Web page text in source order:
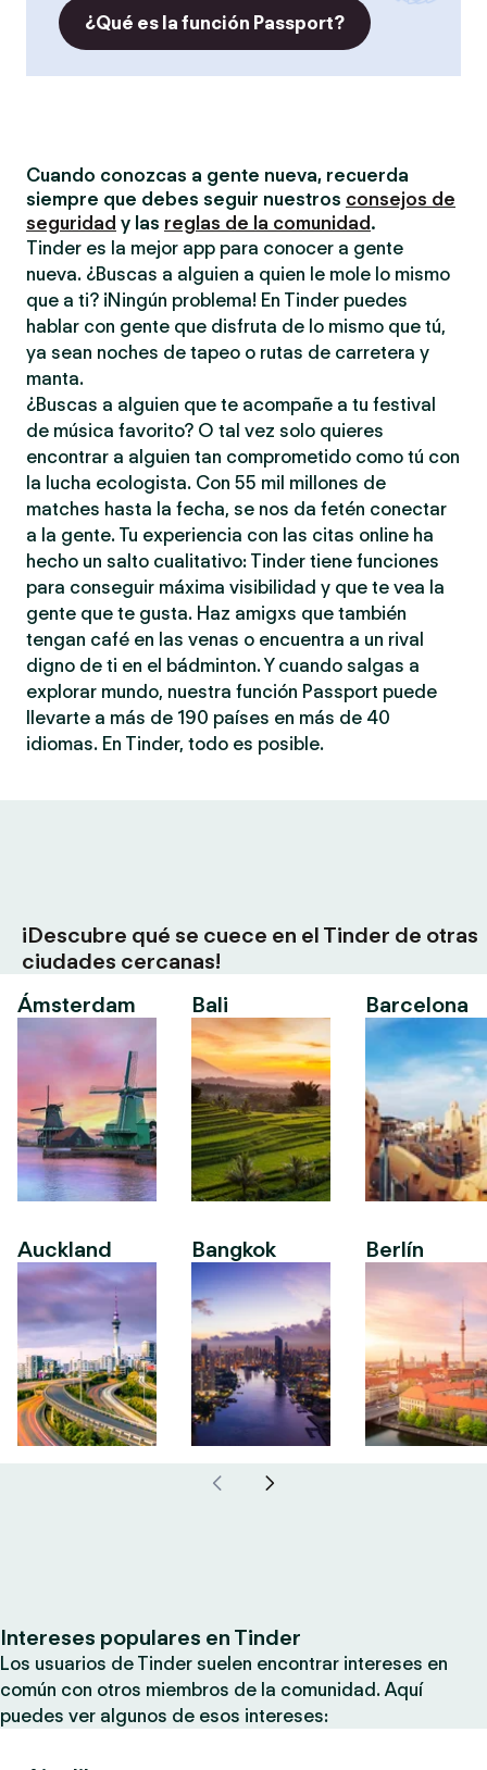
¿Qué es la función Passport?
Cuando conozcas a gente nueva, recuerda
siempre que debes seguir nuestros consejos de
seguridad y las reglas de la comunidad .
Tinder es la mejor app para conocer a gente
nueva. ¿Buscas a alguien a quien le mole lo mismo
que a ti? ¡Ningún problema! En Tinder puedes
hablar con gente que disfruta de lo mismo que tú,
ya sean noches de tapeo o rutas de carretera y
manta.
¿Buscas a alguien que te acompañe a tu festival
de música favorito? O tal vez solo quieres
encontrar a alguien tan comprometido como tú con
la lucha ecologista. Con 55 mil millones de
matches hasta la fecha, se nos da fetén conectar
a la gente. Tu experiencia con las citas online ha
hecho un salto cualitativo: Tinder tiene funciones
para conseguir máxima visibilidad y que te vea la
gente que te gusta. Haz amigxs que también
tengan café en las venas o encuentra a un rival
digno de ti en el bádminton. Y cuando salgas a
explorar mundo, nuestra función Passport puede
llevarte a más de 190 países en más de 40
idiomas. En Tinder, todo es posible.
¡Descubre qué se cuece en el Tinder de otras
ciudades cercanas!
Ámsterdam
Auckland
Bali
Bangkok
Barcelona
Berlín
Intereses populares en Tinder
Los usuarios de Tinder suelen encontrar intereses en
común con otros miembros de la comunidad. Aquí
puedes ver algunos de esos intereses: